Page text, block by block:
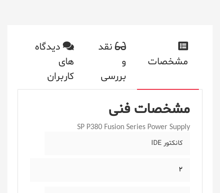
مشخصات
نقد
و
بررسی
دیدگاه
های
کاربران
مشخصات فنی
SP P380 Fusion Series Power Supply
کانکتور IDE
2